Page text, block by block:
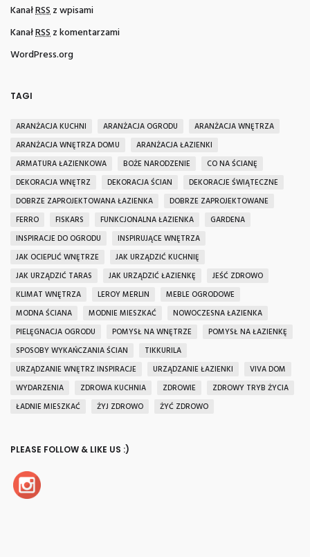
KanałRSSz wpisami
KanałRSSz komentarzami
WordPress.org
TAGI
ARANŻACJA KUCHNI ARANŻACJA OGRODU
ARANŻACJA WNĘTRZA
ARANŻACJA WNĘTRZA DOMU
ARANŻACJA ŁAZIENKI
ARMATURA ŁAZIENKOWA
BOŻE NARODZENIE
CO NA ŚCIANĘ
DEKORACJA WNĘTRZ
DEKORACJA ŚCIAN
DEKORACJE ŚWIĄTECZNE
DOBRZE ZAPROJEKTOWANA ŁAZIENKA
DOBRZE ZAPROJEKTOWANE
FERRO
FISKARS FUNKCJONALNA ŁAZIENKA
GARDENA
INSPIRACJE DO OGRODU
INSPIRUJĄCE WNĘTRZA
JAK OCIEPLIĆ WNĘTRZE
JAK URZĄDZIĆ KUCHNIĘ
JAK URZĄDZIĆ TARAS
JAK URZĄDZIĆ ŁAZIENKĘ
JEŚĆ ZDROWO
KLIMAT WNĘTRZA
LEROY MERLIN
MEBLE OGRODOWE
MODNA ŚCIANA
MODNIE MIESZKAĆ
NOWOCZESNA ŁAZIENKA
PIELĘGNACJA OGRODU
POMYSŁ NA WNĘTRZE
POMYSŁ NA ŁAZIENKĘ
SPOSOBY WYKAŃCZANIA ŚCIAN
TIKKURILA
URZĄDZANIE WNĘTRZ INSPIRACJE
URZĄDZANIE ŁAZIENKI
VIVA DOM
WYDARZENIA
ZDROWA KUCHNIA ZDROWIE
ZDROWY TRYB ŻYCIA
ŁADNIE MIESZKAĆ
ŻYJ ZDROWO ŻYĆ ZDROWO
PLEASE FOLLOW & LIKE US :)